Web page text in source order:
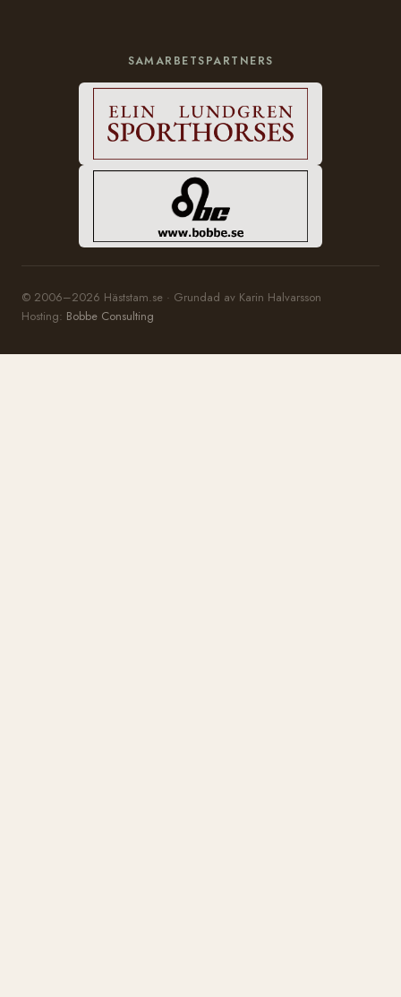
SAMARBETSPARTNERS
© 2006–2026 Häststam.se · Grundad av Karin Halvarsson
Hosting: Bobbe Consulting